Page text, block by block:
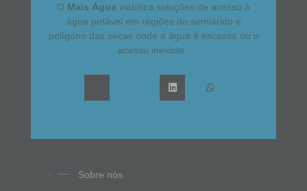
O Mais Água viabiliza soluções de acesso à
água potável em regiões do semiárido e
polígono das secas onde a água é escassa ou o
acesso inexiste.
Sobre nós